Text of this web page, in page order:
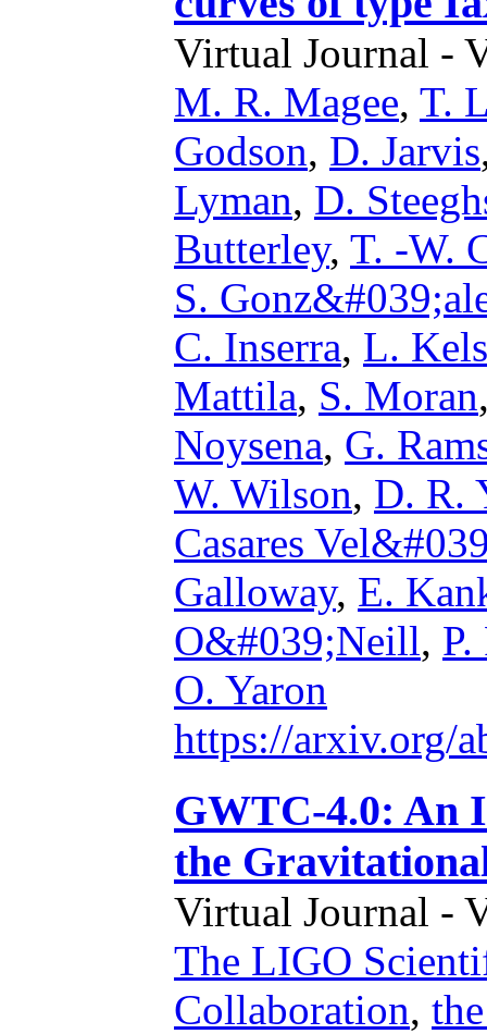
Virtual Journal -
M. R. Magee, T.
Godson, D. Jarvis
Lyman, D.
Butterley, T. -W.
S.
C. Inserra, L.
Mattila, S. Moran
Noysena, G.
W. Wilson, D. R.
Casares
Galloway, E.
O&#039;Neill, P.
O. Yaron
https://arxiv.org/
GWTC-4.0: An
the
Virtual Journal -
The LIGO
Collaboration,